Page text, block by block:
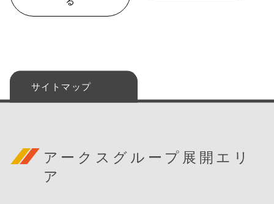
サイトマップ
アークスグループ展開エリ
ア